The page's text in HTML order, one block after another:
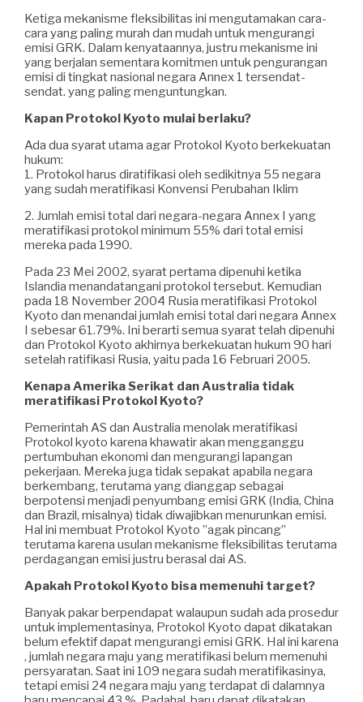
Ketiga mekanisme fleksibilitas ini mengutamakan cara-
cara yang paling murah dan mudah untuk mengurangi
emisi GRK. Dalam kenyataannya, justru mekanisme ini
yang berjalan sementara komitmen untuk pengurangan
emisi di tingkat nasional negara Annex 1 tersendat-
sendat. yang paling menguntungkan.
Kapan Protokol Kyoto mulai berlaku?
Ada dua syarat utama agar Protokol Kyoto berkekuatan
hukum:
1. Protokol harus diratifikasi oleh sedikitnya 55 negara
yang sudah meratifikasi Konvensi Perubahan Iklim
2. Jumlah emisi total dari negara-negara Annex I yang
meratifikasi protokol minimum 55% dari total emisi
mereka pada 1990.
Pada 23 Mei 2002, syarat pertama dipenuhi ketika
Islandia menandatangani protokol tersebut. Kemudian
pada 18 November 2004 Rusia meratifikasi Protokol
Kyoto dan menandai jumlah emisi total dari negara Annex
I sebesar 61.79%. Ini berarti semua syarat telah dipenuhi
dan Protokol Kyoto akhirnya berkekuatan hukum 90 hari
setelah ratifikasi Rusia, yaitu pada 16 Februari 2005.
Kenapa Amerika Serikat dan Australia tidak
meratifikasi Protokol Kyoto?
Pemerintah AS dan Australia menolak meratifikasi
Protokol kyoto karena khawatir akan mengganggu
pertumbuhan ekonomi dan mengurangi lapangan
pekerjaan. Mereka juga tidak sepakat apabila negara
berkembang, terutama yang dianggap sebagai
berpotensi menjadi penyumbang emisi GRK (India, China
dan Brazil, misalnya) tidak diwajibkan menurunkan emisi.
Hal ini membuat Protokol Kyoto ”agak pincang”
terutama karena usulan mekanisme fleksibilitas terutama
perdagangan emisi justru berasal dai AS.
Apakah Protokol Kyoto bisa memenuhi target?
Banyak pakar berpendapat walaupun sudah ada prosedur
untuk implementasinya, Protokol Kyoto dapat dikatakan
belum efektif dapat mengurangi emisi GRK. Hal ini karena
, jumlah negara maju yang meratifikasi belum memenuhi
persyaratan. Saat ini 109 negara sudah meratifikasinya,
tetapi emisi 24 negara maju yang terdapat di dalamnya